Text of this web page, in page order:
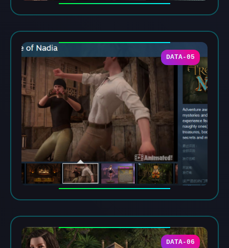
DATA-05
DATA-06